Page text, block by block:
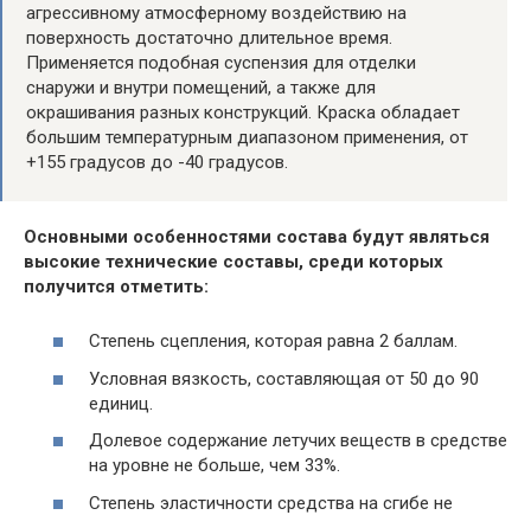
агрессивному атмосферному воздействию на
поверхность достаточно длительное время.
Применяется подобная суспензия для отделки
снаружи и внутри помещений, а также для
окрашивания разных конструкций. Краска обладает
большим температурным диапазоном применения, от
+155 градусов до -40 градусов.
Основными особенностями состава будут являться
высокие технические составы, среди которых
получится отметить:
Степень сцепления, которая равна 2 баллам.
Условная вязкость, составляющая от 50 до 90
единиц.
Долевое содержание летучих веществ в средстве
на уровне не больше, чем 33%.
Степень эластичности средства на сгибе не